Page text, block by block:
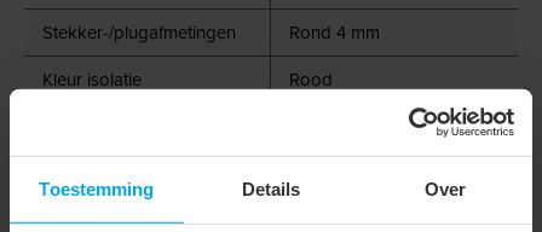
Toestemming Details Over
Stekker-/plugafmetingen
Rond 4 mm
Kleur isolatie
Rood
Halogeenvrij